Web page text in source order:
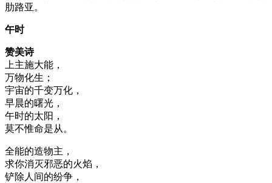
肋路亚。
午时
赞美诗
上主施大能，
万物化生；
宇宙的千变万化，
早晨的曙光，
午时的太阳，
莫不惟命是从。
全能的造物主，
求你消灭邪恶的火焰，
铲除人间的纷争，